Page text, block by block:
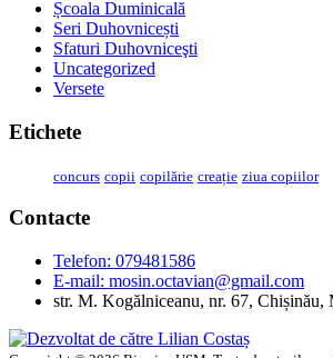
Școala Duminicală
Seri Duhovnicești
Sfaturi Duhovniceşti
Uncategorized
Versete
Etichete
concurs copii copilărie creație ziua copiilor
Contacte
Telefon: 079481586
E-mail: mosin.octavian@gmail.com
str. M. Kogălniceanu, nr. 67, Chișinău,